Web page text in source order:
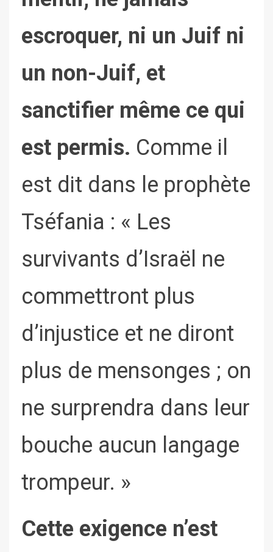
escroquer, ni un Juif ni
un non-Juif, et
sanctifier même ce qui
est permis. Comme il
est dit dans le prophète
Tséfania : « Les
survivants d’Israël ne
commettront plus
d’injustice et ne diront
plus de mensonges ; on
ne surprendra dans leur
bouche aucun langage
trompeur. »
Cette exigence n’est